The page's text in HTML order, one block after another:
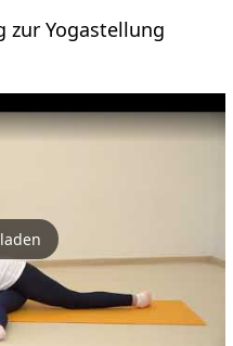
zur Yogastellung